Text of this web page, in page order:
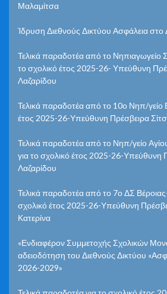
Μαλαμίτσα
Ίδρυση Διεθνούς Δικτύου Ασφάλεια στο
Τελικά παραδοτέα από το Νηπιαγωγείο
το σχολικό έτος 2025-26- Υπεύθυνη
Λαζαρίδου
Τελικά παραδοτέα από το 10ο Νηπ/γείο
έτος 2025-26-Υπεύθυνη Πρέσβειρα
Τελικά παραδοτέα από το Νηπ/γείο
για το σχολικό έτος 2025-26-Υπεύθυνη
Λαζαρίδου
Τελικά παραδοτέα από το 7ο ΔΣ
σχολικό έτος 2025-26-Υπεύθυνη
Κατερίνα
«Ενδιαφέρον Συμμετοχής Σχολικών
αδειοδότηση του Διεθνούς Δικτύου
2026-2029»